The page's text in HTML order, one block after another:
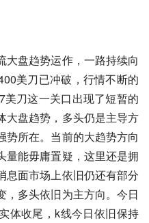
大盘趋势运作，一路持续向
美刀已冲破，行情不断的
刀这一关口出现了短暂的
大盘趋势，多头仍是主导方
势所在。当前的大趋势方向
量能毋庸置疑，这里还是拥
息面市场上依旧仍还有部分
，多头依旧为主方向。今日
体收尾，k线今日依旧保持